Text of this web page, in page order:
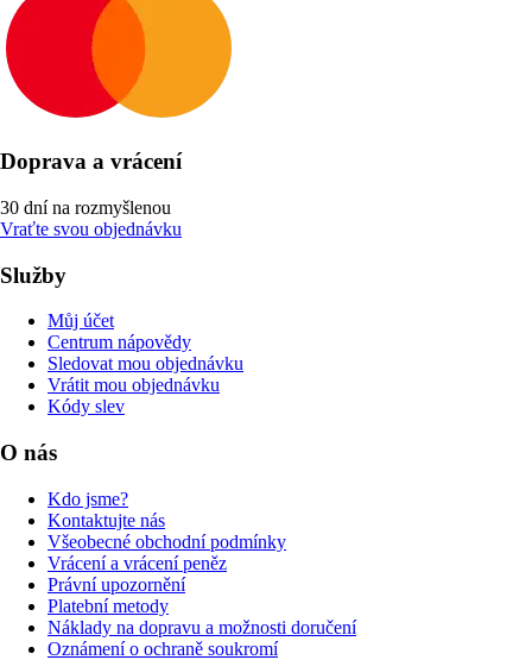
Doprava a vrácení
30 dní na rozmyšlenou
Vraťte svou objednávku
Služby
Můj účet
Centrum nápovědy
Sledovat mou objednávku
Vrátit mou objednávku
Kódy slev
O nás
Kdo jsme?
Kontaktujte nás
Všeobecné obchodní podmínky
Vrácení a vrácení peněz
Právní upozornění
Platební metody
Náklady na dopravu a možnosti doručení
Oznámení o ochraně soukromí